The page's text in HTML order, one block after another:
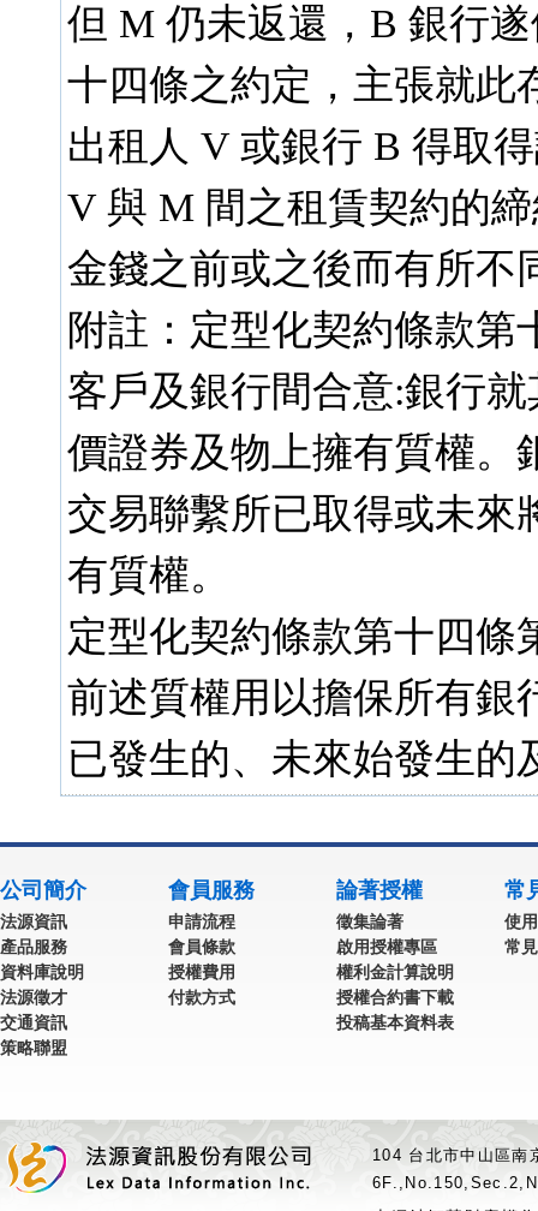
但 M 仍未返還，B 銀行
十四條之約定，主張就此
出租人 V 或銀行 B 得取
V 與 M 間之租賃契約的
金錢之前或之後而有所不
附註：定型化契約條款第
客戶及銀行間合意:銀行
價證券及物上擁有質權。
交易聯繫所已取得或未來
有質權。
定型化契約條款第十四條
前述質權用以擔保所有銀
已發生的、未來始發生的
公司簡介
法源資訊
產品服務
資料庫說明
法源徵才
交通資訊
策略聯盟
會員服務
申請流程
會員條款
授權費用
付款方式
論著授權
徵集論著
啟用授權專區
權利金計算說明
授權合約書下載
投稿基本資料表
常
使
常
104 台北市中山區